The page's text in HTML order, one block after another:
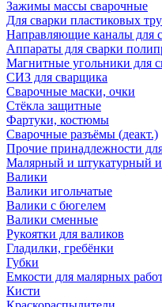
Зажимы массы сварочные
Для сварки пластиковых
Направляющие каналы для
Аппараты для сварки
Магнитные угольники для
СИЗ для сварщика
Сварочные маски, очки
Стёкла защитные
Фартуки, костюмы
Сварочные разъёмы (деакт.)
Прочие принадлежности
Малярный и штукатурный
Валики
Валики игольчатые
Валики с бюгелем
Валики сменные
Рукоятки для валиков
Гладилки, гребёнки
Губки
Емкости для малярных
Кисти